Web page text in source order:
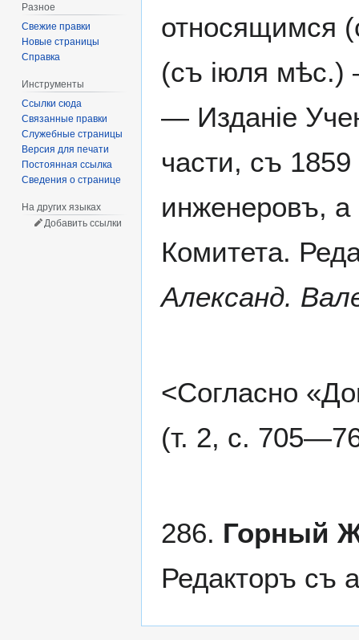
относящимся
(съ іюля
— Изданіе
части, съ 1859
инженеровъ, а
Комитета.
Александ.
<Согласно
(т. 2, с.
286. Горный
Редакторъ съ
Разное
Свежие правки
Новые страницы
Справка
Инструменты
Ссылки сюда
Связанные правки
Служебные страницы
Версия для печати
Постоянная ссылка
Сведения о странице
На других языках
Добавить ссылки